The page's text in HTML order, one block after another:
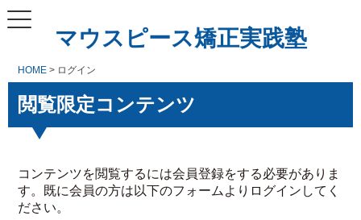
マウスピース矯正実践塾
HOME > ログイン
閲覧限定コンテンツ
コンテンツを閲覧するには会員登録をする必要がありま
す。既に会員の方は以下のフォームよりログインしてく
ださい。